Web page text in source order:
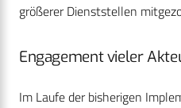
größerer Dienststellen
Engagement vieler
Im Laufe der bisherigen